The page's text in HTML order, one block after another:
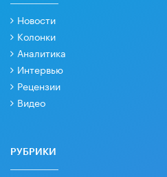
Новости
Колонки
Аналитика
Интервью
Рецензии
Видео
РУБРИКИ